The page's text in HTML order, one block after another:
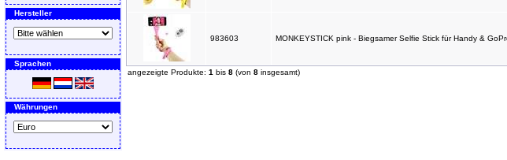
Hersteller
Sprachen
Währungen
983603 MONKEYSTICK pink - Biegsamer Selfie Stick für Handy &
angezeigte Produkte: 1 bis 8 (von 8 insgesamt)